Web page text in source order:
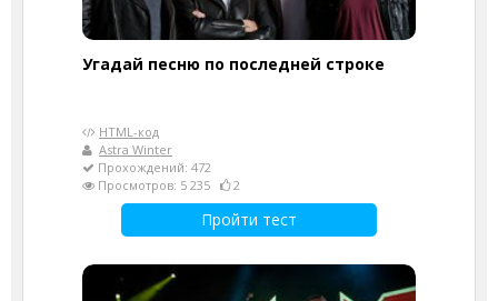
Угадай песню по последней строке
HTML-код
Astra Winter
Прохождений: 472
Просмотров: 5 235
2
Пройти тест